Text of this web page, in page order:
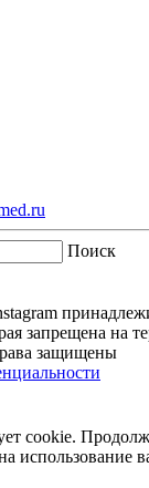
Поиск
запрещена на
защищены
cookie.
использование